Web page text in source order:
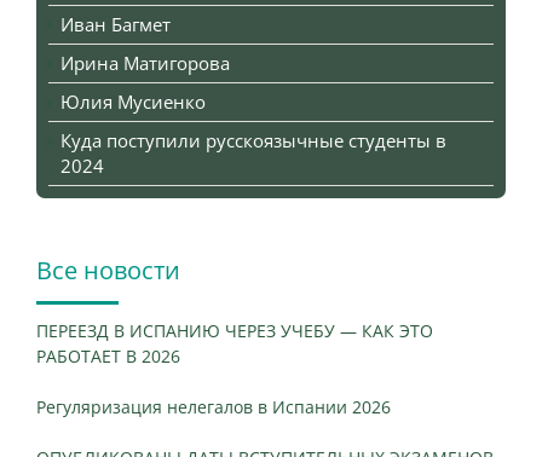
Иван Багмет
Ирина Матигорова
Юлия Мусиенко
Куда поступили русскоязычные студенты в
2024
Все новости
ПЕРЕЕЗД В ИСПАНИЮ ЧЕРЕЗ УЧЕБУ — КАК ЭТО
РАБОТАЕТ В 2026
Регуляризация нелегалов в Испании 2026